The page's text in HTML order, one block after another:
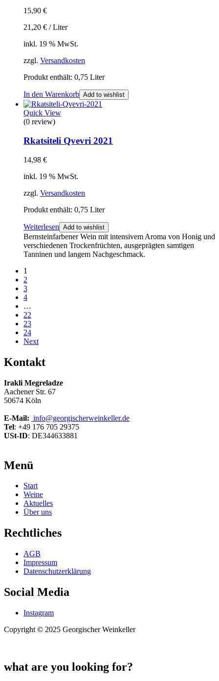
15,90 €
21,20 € /Liter
inkl. 19 % MwSt.
zzgl. Versandkosten
Produkt enthält: 0,75 Liter
In den Warenkorb Add to wishlist
Quick View
(0 review)
Rkatsiteli Qvevri 2021
14,98 €
inkl. 19 % MwSt.
zzgl. Versandkosten
Produkt enthält: 0,75 Liter
Weiterlesen Add to wishlist
Bernsteinfarbener Wein mit intensivem Aroma von Honig und
verschiedenen Trockenfrüchten, ausgeprägten samtigen
Tanninen und langem Nachgeschmack.
1
2
3
4
…
22
23
24
Next
Kontakt
Irakli Megreladze
Aachener Str. 67
50674 Köln
E-Mail: info@georgischerweinkeller.de
Tel: +49 176 705 29375
USt-ID: DE344633881
Menü
Start
Weine
Aktuelles
Über uns
Rechtliches
AGB
Impressum
Datenschutzerklärung
Social Media
Instagram
Copyright © 2025 Georgischer Weinkeller
what are you looking for?